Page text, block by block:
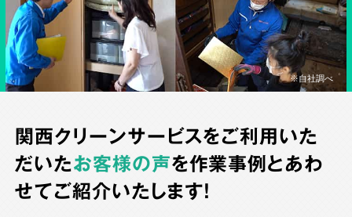
※自社調べ
関西クリーンサービスをご利用いた
だいたお客様の声を作業事例とあわ
せてご紹介いたします！